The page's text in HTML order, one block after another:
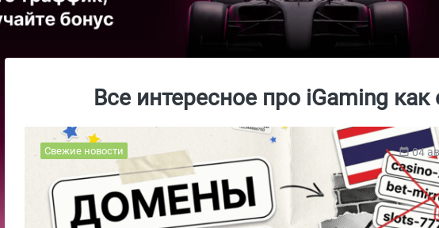
Все интересное про iGaming как
Свежие новости 04